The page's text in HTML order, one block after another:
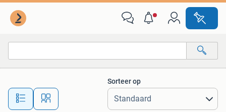
Alle afstanden…
Sorteer op